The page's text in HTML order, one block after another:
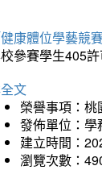
康體位學藝競
參賽學生405
文
榮譽事項：桃
發佈單位：學
建立時間：
瀏覽次數：